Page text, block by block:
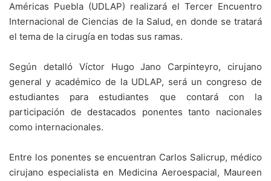
Américas Puebla (UDLAP) realizará el Tercer Encuentro
Internacional de Ciencias de la Salud, en donde se tratará
el tema de la cirugía en todas sus ramas.
Según detalló Víctor Hugo Jano Carpinteyro, cirujano
general y académico de la UDLAP, será un congreso de
estudiantes para estudiantes que contará con la
participación de destacados ponentes tanto nacionales
como internacionales.
Entre los ponentes se encuentran Carlos Salicrup, médico
cirujano especialista en Medicina Aeroespacial, Maureen